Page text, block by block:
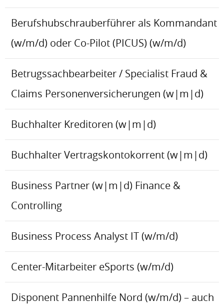
Berufshubschrauberführer als Kommandant
(w/m/d) oder Co-Pilot (PICUS) (w/m/d)
Betrugssachbearbeiter / Specialist Fraud &
Claims Personenversicherungen (w|m|d)
Buchhalter Kreditoren (w|m|d)
Buchhalter Vertragskontokorrent (w|m|d)
Business Partner (w|m|d) Finance &
Controlling
Business Process Analyst IT (w/m/d)
Center-Mitarbeiter eSports (w/m/d)
Disponent Pannenhilfe Nord (w/m/d) – auch